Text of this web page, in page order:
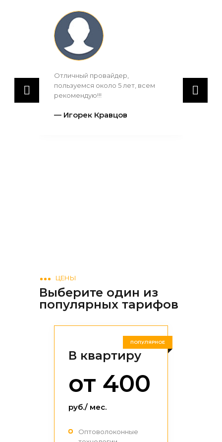
Отличный провайдер,
пользуемся около 5 лет, всем
рекомендую!!!
Игорек Кравцов
ЦЕНЫ
Выберите один из
популярных тарифов
В квартиру
от 400
руб./ мес.
Оптоволоконные